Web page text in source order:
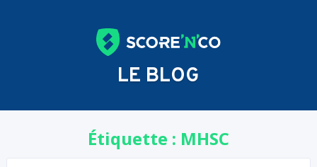
LE BLOG
Étiquette : MHSC